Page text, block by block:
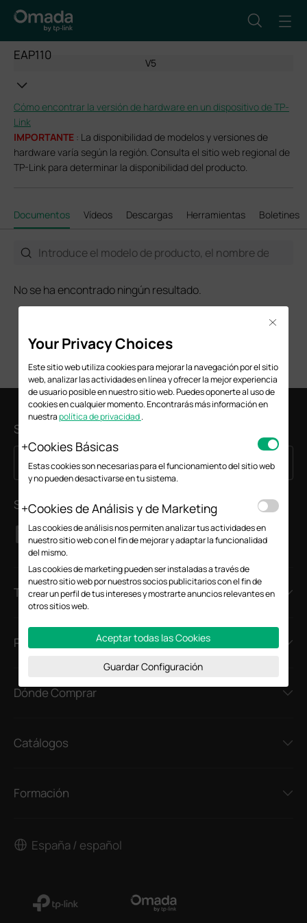
EAP110
V5
Cómo encontrar la versión de hardware en un dispositivo de TP-
Link
IMPORTANTE : La disponibilidad de modelos y versiones de
hardware varía según la región. Consulta el sitio web regional de
TP-Link para determinar la disponibilidad del producto.
Documentos Vídeos Descargas Herramientas Boletines
No se ha encontrado ningún resultado.
Suscripción
Dirección de correo electrónico Suscríbete
Síguenos
TP-Link
Prensa
Dónde Comprar
Catálogos
Formación
España / español
Your Privacy Choices
Este sitio web utiliza cookies para mejorar la navegación por el sitio
web, analizar las actividades en línea y ofrecer la mejor experiencia
de usuario posible en nuestro sitio web. Puedes oponerte al uso de
cookies en cualquier momento. Encontrarás más información en
nuestrapolítica de privacidad.
Cookies Básicas
Estas cookies son necesarias para el funcionamiento del sitio web
y no pueden desactivarse en tu sistema.
Cookies de Análisis y de Marketing
Las cookies de análisis nos permiten analizar tus actividades en
nuestro sitio web con el fin de mejorar y adaptar la funcionalidad
del mismo.
Las cookies de marketing pueden ser instaladas a través de
nuestro sitio web por nuestros socios publicitarios con el fin de
crear un perfil de tus intereses y mostrarte anuncios relevantes en
otros sitios web.
Aceptar todas las Cookies
Guardar Configuración
Close